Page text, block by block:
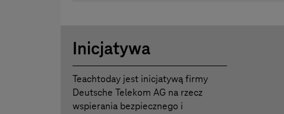
Inicjatywa
Teachtoday jest inicjatywą firmy
Deutsche Telekom AG na rzecz
wspierania bezpiecznego i